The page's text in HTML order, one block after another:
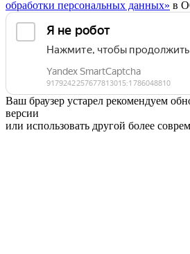
обработки персональных данных» в
Ваш браузер устарел рекомендуем
версии
или использовать другой более